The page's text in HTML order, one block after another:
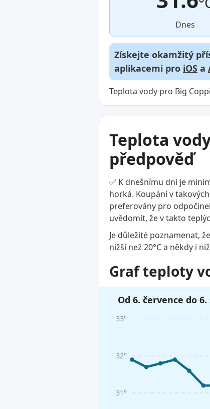
Dnes
Získejte okamžitý
aplikacemi pro iOS a
Teplota vody pro Big
Teplota
předpověď
✅ K dnešnímu dni je
horká. Koupání v
preferovány pro
uvědomit, že v takto
Je důležité poznamenat,
nižší než 20°C a někdy i
Graf teploty
Od 6. července do
31°
32°
33°